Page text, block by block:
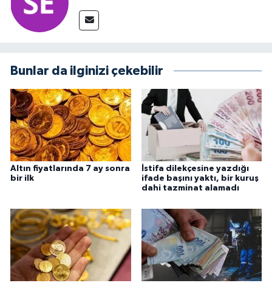
Bunlar da ilginizi çekebilir
Altın fiyatlarında 7 ay sonra
bir ilk
İstifa dilekçesine yazdığı
ifade başını yaktı, bir kuruş
dahi tazminat alamadı